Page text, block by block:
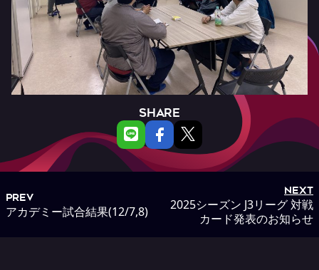
SHARE
PREV
アカデミー試合結果(12/7,8)
NEXT
2025シーズン J3リーグ 対戦
カード発表のお知らせ